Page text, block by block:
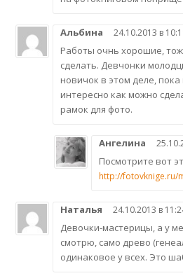
Альбина 24.10.2013 в
Работы очнь хорошие,
сделать. Девчонки
новичок в этом деле,
интересно как можно
рамок для фото.
Ангелина
Посмотрите вот
http://fotovknige.ru/
Наталья 24.10.2013 в
Девочки-мастерицы, а у
смотрю, само древо
одинаковое у всех. Это